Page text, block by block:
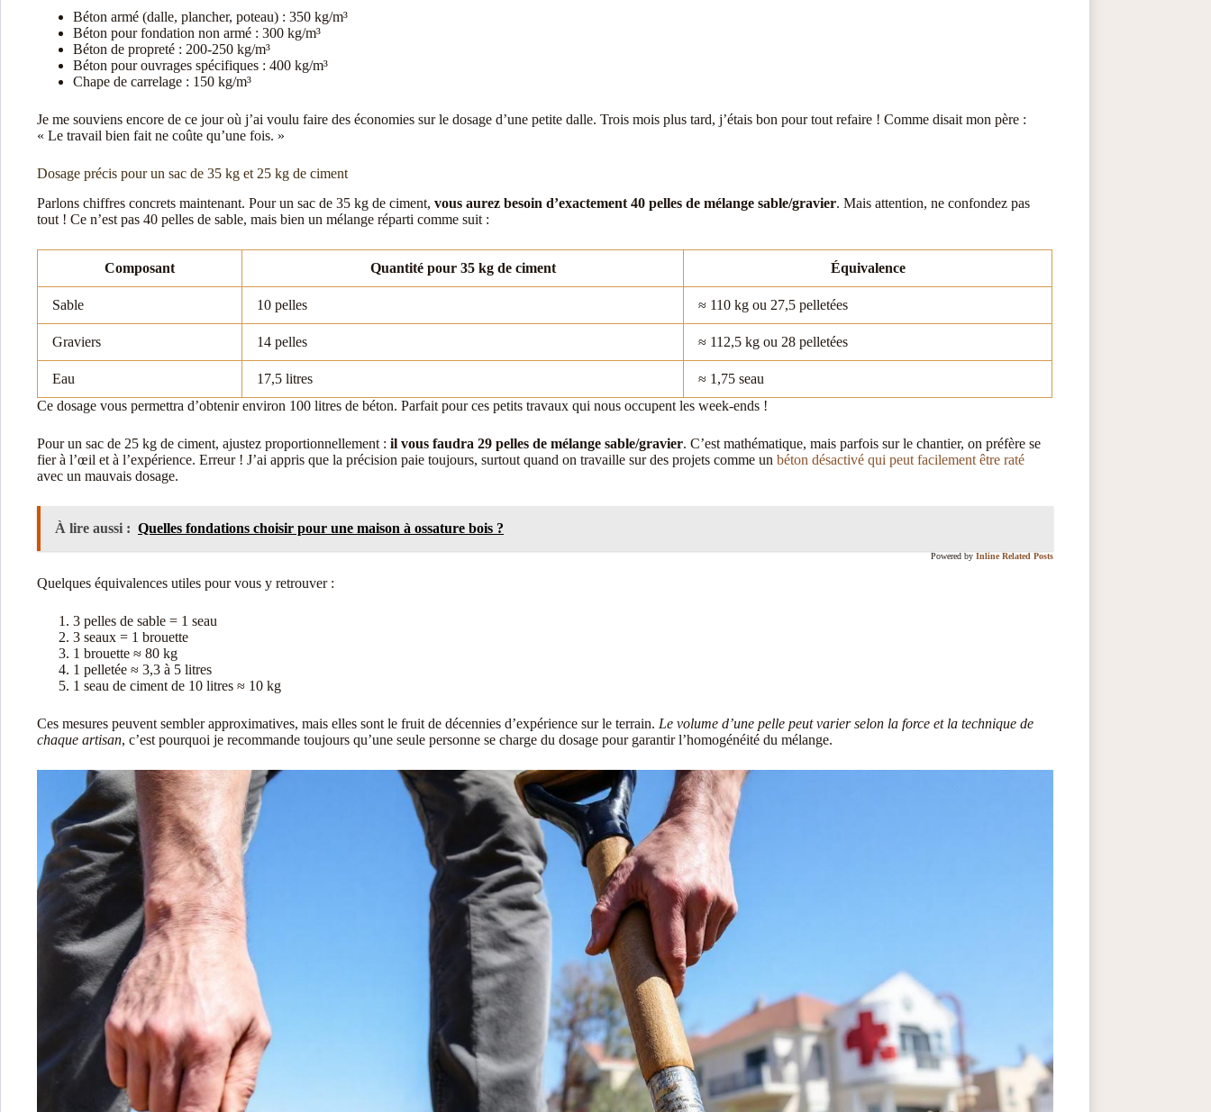
Béton armé (dalle, plancher, poteau) : 350 kg/m³
Béton pour fondation non armé : 300 kg/m³
Béton de propreté : 200-250 kg/m³
Béton pour ouvrages spécifiques : 400 kg/m³
Chape de carrelage : 150 kg/m³
Je me souviens encore de ce jour où j’ai voulu faire des économies sur le dosage d’une petite dalle. Trois mois plus tard, j’étais bon pour tout refaire ! Comme disait mon père :
« Le travail bien fait ne coûte qu’une fois. »
Dosage précis pour un sac de 35 kg et 25 kg de ciment
Parlons chiffres concrets maintenant. Pour un sac de 35 kg de ciment, vous aurez besoin d’exactement 40 pelles de mélange sable/gravier. Mais attention, ne confondez pas
tout ! Ce n’est pas 40 pelles de sable, mais bien un mélange réparti comme suit :
Composant Quantité pour 35 kg de ciment Équivalence
Sable 10 pelles ≈ 110 kg ou 27,5 pelletées
Graviers 14 pelles ≈ 112,5 kg ou 28 pelletées
Eau 17,5 litres
≈ 1,75 seau
Ce dosage vous permettra d’obtenir environ 100 litres de béton. Parfait pour ces petits travaux qui nous occupent les week-ends !
Pour un sac de 25 kg de ciment, ajustez proportionnellement : il vous faudra 29 pelles de mélange sable/gravier. C’est mathématique, mais parfois sur le chantier, on préfère se
fier à l’œil et à l’expérience. Erreur ! J’ai appris que la précision paie toujours, surtout quand on travaille sur des projets comme un béton désactivé qui peut facilement être raté
avec un mauvais dosage.
À lire aussi : Quelles fondations choisir pour une maison à ossature bois ?
Powered by Inline Related Posts
Quelques équivalences utiles pour vous y retrouver :
3 pelles de sable = 1 seau
3 seaux = 1 brouette
1 brouette ≈ 80 kg
1 pelletée ≈ 3,3 à 5 litres
1 seau de ciment de 10 litres ≈ 10 kg
Ces mesures peuvent sembler approximatives, mais elles sont le fruit de décennies d’expérience sur le terrain. Le volume d’une pelle peut varier selon la force et la technique de
chaque artisan, c’est pourquoi je recommande toujours qu’une seule personne se charge du dosage pour garantir l’homogénéité du mélange.